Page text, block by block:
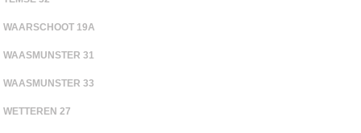
WAARSCHOOT 19A
WAASMUNSTER 31
WAASMUNSTER 33
WETTEREN 27